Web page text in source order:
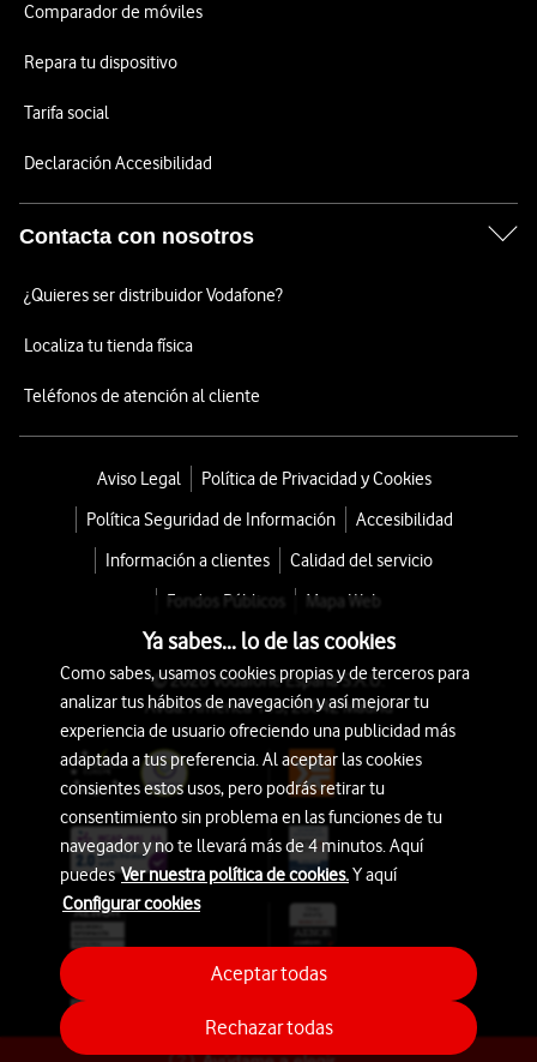
Comparador de móviles
Repara tu dispositivo
Tarifa social
Declaración Accesibilidad
Contacta con nosotros
¿Quieres ser distribuidor Vodafone?
Localiza tu tienda física
Teléfonos de atención al cliente
Aviso Legal
Política de Privacidad y Cookies
Política Seguridad de Información
Accesibilidad
Información a clientes
Calidad del servicio
Fondos Públicos
Mapa Web
© 2026 Vodafone España S.A.U.
Avda. América 115, 28042 Madrid
Ya sabes... lo de las cookies
Como sabes, usamos cookies propias y de terceros para
analizar tus hábitos de navegación y así mejorar tu
experiencia de usuario ofreciendo una publicidad más
adaptada a tus preferencia. Al aceptar las cookies
consientes estos usos, pero podrás retirar tu
consentimiento sin problema en las funciones de tu
navegador y no te llevará más de 4 minutos. Aquí
puedesVer nuestra política de cookies.Y aquí
Configurar cookies
Rechazar todas
Aceptar todas